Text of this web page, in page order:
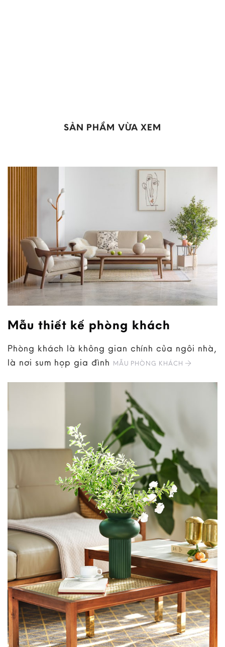
SẢN PHẨM VỪA XEM
Mẫu thiết kế phòng khách
Phòng khách là không gian chính của ngôi nhà,
là nơi sum họp gia đình MẪU PHÒNG KHÁCH